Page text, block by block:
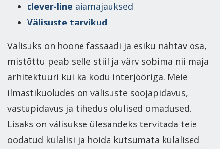
clever-line aiamajauksed
Välisuste tarvikud
Välisuks on hoone fassaadi ja esiku nähtav osa,
mistõttu peab selle stiil ja värv sobima nii maja
arhitektuuri kui ka kodu interjööriga. Meie
ilmastikuoludes on välisuste soojapidavus,
vastupidavus ja tihedus olulised omadused.
Lisaks on välisukse ülesandeks tervitada teie
oodatud külalisi ja hoida kutsumata külalised